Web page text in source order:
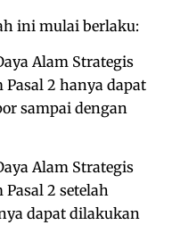
ini mulai berlaku:
Alam Strategis
2 hanya dapat
sampai dengan
Alam Strategis
2 setelah
dapat dilakukan